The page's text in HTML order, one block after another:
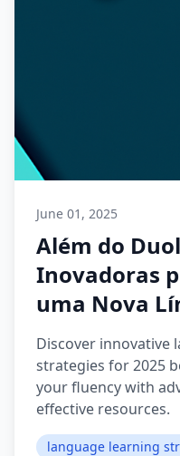
June 01, 2025
Além do
Inovadoras
uma Nova
Discover innovative
strategies for 2025
your fluency with
effective resources.
language learning